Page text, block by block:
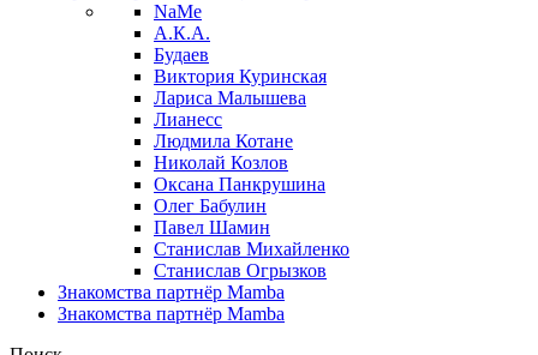
NaMe
А.К.А.
Будаев
Виктория Куринская
Лариса Малышева
Лианесс
Людмила Котане
Николай Козлов
Оксана Панкрушина
Олег Бабулин
Павел Шамин
Станислав Михайленко
Станислав Огрызков
Знакомства партнёр Mamba
Знакомства партнёр Mamba